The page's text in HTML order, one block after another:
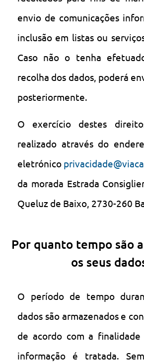
envio de comunicações
inclusão em listas ou
Caso não o tenha
recolha dos dados, poderá
posteriormente.
O exercício destes
realizado através do
eletrónico
da morada Estrada
Queluz de Baixo, 2730-260
Por quanto tempo são
os seus
O período de tempo
dados são armazenados e
de acordo com a
informação é tratada.